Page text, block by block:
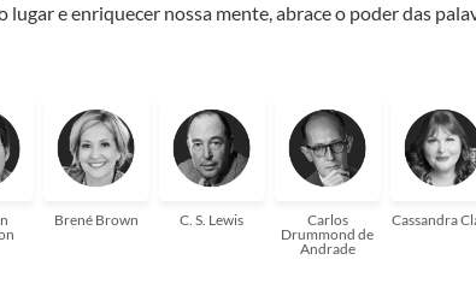
e enriquecer nossa mente, abrace o poder das
a sua! Tenha certeza, temos o livro perfeito para
Brené Brown C. S. Lewis
Carlos
Drummond de
Andrade
Cassandra